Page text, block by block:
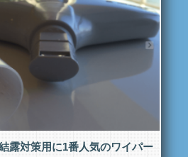
露対策用に1番人気のワイパー